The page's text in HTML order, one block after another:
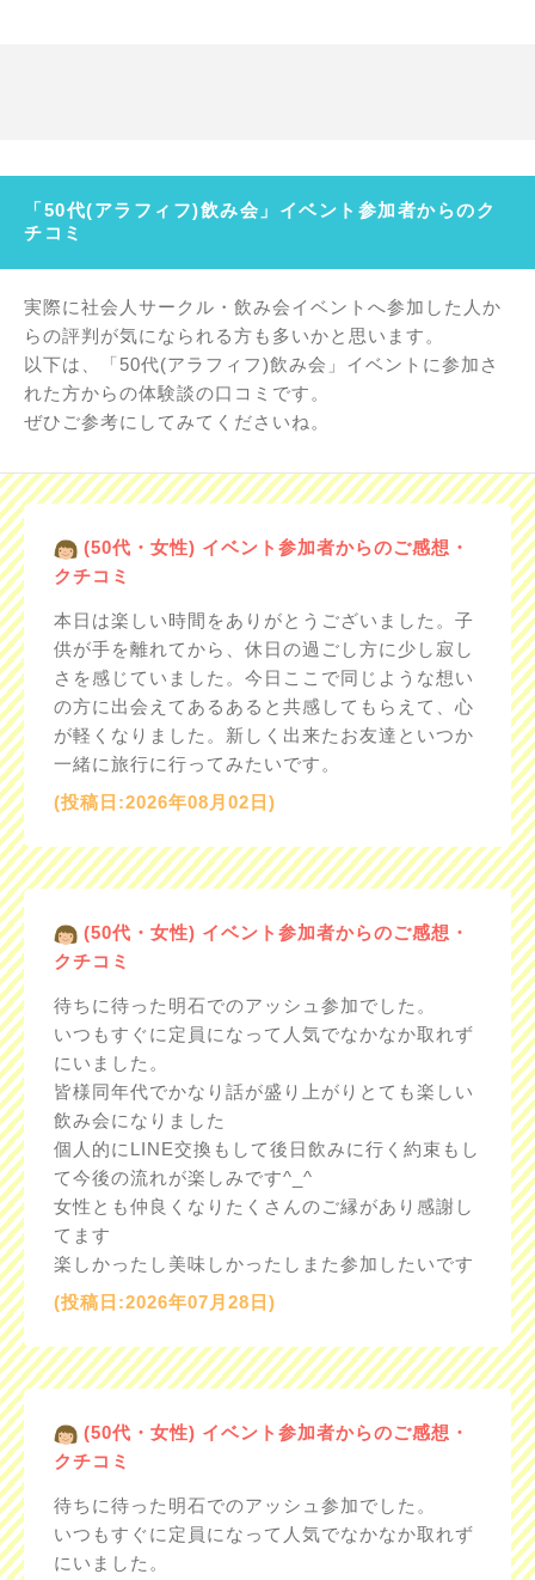
「50代(アラフィフ)飲み会」イベント参加者からのク
チコミ
実際に社会人サークル・飲み会イベントへ参加した人か
らの評判が気になられる方も多いかと思います。
以下は、「50代(アラフィフ)飲み会」イベントに参加さ
れた方からの体験談の口コミです。
ぜひご参考にしてみてくださいね。
(50代・女性) イベント参加者からのご感想・
クチコミ
本日は楽しい時間をありがとうございました。子
供が手を離れてから、休日の過ごし方に少し寂し
さを感じていました。今日ここで同じような想い
の方に出会えてあるあると共感してもらえて、心
が軽くなりました。新しく出来たお友達といつか
一緒に旅行に行ってみたいです。
(投稿日:2026年08月02日)
(50代・女性) イベント参加者からのご感想・
クチコミ
待ちに待った明石でのアッシュ参加でした。
いつもすぐに定員になって人気でなかなか取れず
にいました。
皆様同年代でかなり話が盛り上がりとても楽しい
飲み会になりました
個人的にLINE交換もして後日飲みに行く約束もし
て今後の流れが楽しみです^_^
女性とも仲良くなりたくさんのご縁があり感謝し
てます
楽しかったし美味しかったしまた参加したいです
(投稿日:2026年07月28日)
(50代・女性) イベント参加者からのご感想・
クチコミ
待ちに待った明石でのアッシュ参加でした。
いつもすぐに定員になって人気でなかなか取れず
にいました。